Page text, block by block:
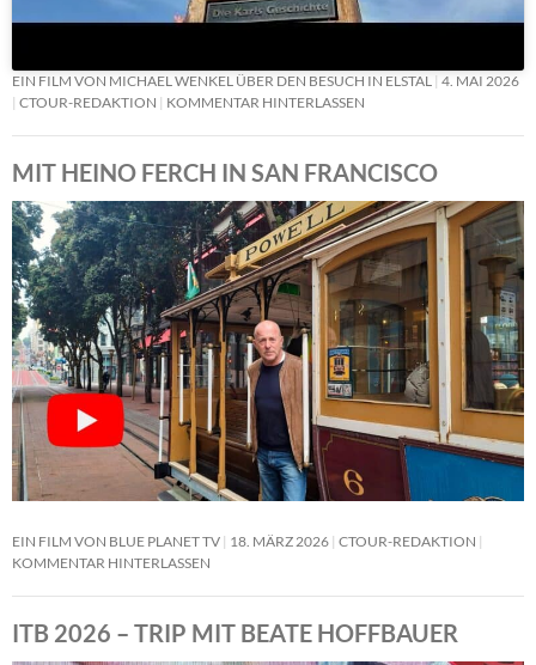
EIN FILM VON MICHAEL WENKEL ÜBER DEN BESUCH IN ELSTAL
4. MAI 2026
CTOUR-REDAKTION
KOMMENTAR HINTERLASSEN
MIT HEINO FERCH IN SAN FRANCISCO
EIN FILM VON BLUE PLANET TV 18. MÄRZ 2026 CTOUR-REDAKTION
KOMMENTAR HINTERLASSEN
ITB 2026 – TRIP MIT BEATE HOFFBAUER